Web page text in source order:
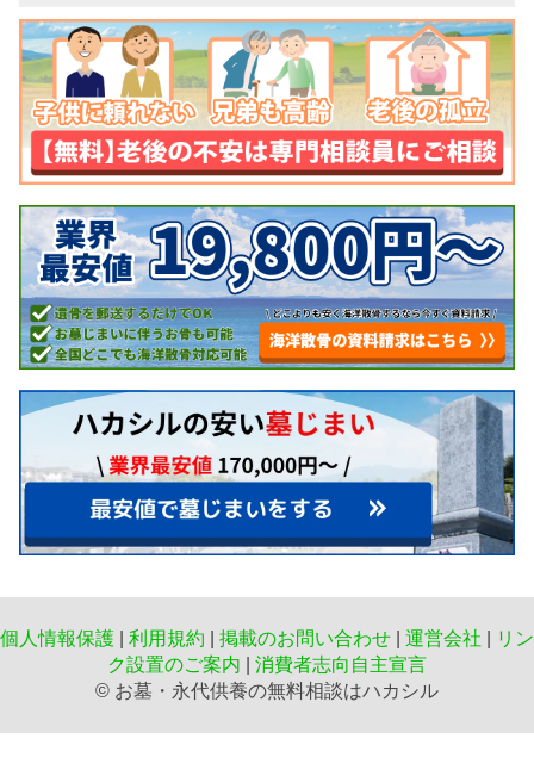
個人情報保護 利用規約 掲載のお問い合わせ 運営会社
リン
ク設置のご案内
消費者志向自主宣言
©️ お墓・永代供養の無料相談はハカシル